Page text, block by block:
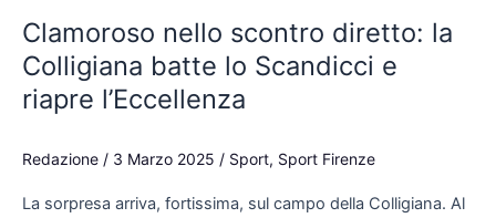
Clamoroso nello scontro diretto: la
Colligiana batte lo Scandicci e
riapre l’Eccellenza
Redazione / 3 Marzo 2025 / Sport, Sport Firenze
La sorpresa arriva, fortissima, sul campo della Colligiana. Al
scontro
diretto:
Colligiana
lo